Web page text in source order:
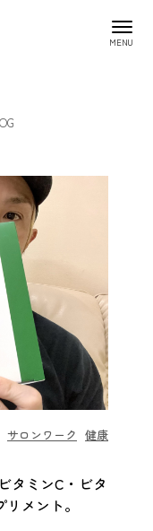
サロンワーク 健康
タミンC・ビタ
メント。